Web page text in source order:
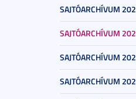
SAJTÓARCHÍVUM
SAJTÓARCHÍVUM
SAJTÓARCHÍVUM
SAJTÓARCHÍVUM